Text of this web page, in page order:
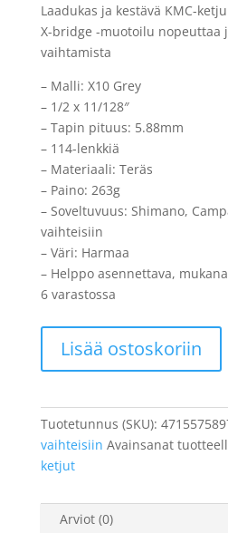
Laadukas ja kestävä KMC-
X-bridge -muotoilu nopeuttaa
vaihtamista
– Malli: X10 Grey
– 1/2 x 11/128″
– Tapin pituus: 5.88mm
– 114-lenkkiä
– Materiaali: Teräs
– Paino: 263g
– Soveltuvuus: Shimano,
vaihteisiin
– Väri: Harmaa
– Helppo asennettava,
6 varastossa
v
X10
Grey,
1/2
11/128",
114L
Lisää ostoskoriin
Tuotetunnus (SKU):
vaihteisiin Avainsanat
ketjut
Arviot (0)